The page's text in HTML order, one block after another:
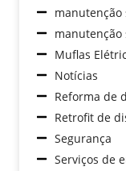
manutenção
manutenção
Muflas
Notícias
Reforma de
Retrofit de
Segurança
Serviços de